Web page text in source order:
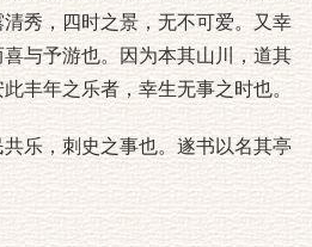
秀，四时之景，无不可爱。又幸
与予游也。因为本其山川，道其
丰年之乐者，幸生无事之时也。
，刺史之事也。遂书以名其亭